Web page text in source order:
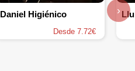
Daniel Higiénico
Desde 7.72€
›